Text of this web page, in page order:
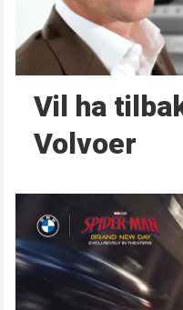
Vil ha
Volvoer